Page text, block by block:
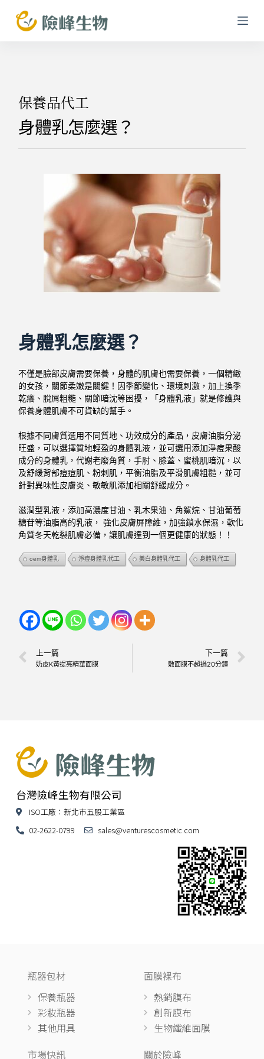
跳
至
保養品代工
身體乳怎麼選？
身體乳怎麼選？
不僅是臉部皮膚需要保養，身體的肌膚也需要保養，一個精緻
的女孩，關節柔嫩是關鍵！ 因季節變化、環境刺激，加上換季
乾癢、脫屑粗糙、關節暗沈等困擾，「身體乳液」就是修護與
保養身體肌膚不可貨缺的幫手。
根據不同膚質選用不同質地、功效成分的產品， 皮膚油脂分泌
旺盛，可以選擇質地輕盈的身體乳液，並可選用添加淨痘果酸
成分的身體乳，代謝老廢角質，手肘、膝蓋、蜜桃肌暗沉，以
及舒緩背部痘痘肌、粉刺肌，平衡油脂及平滑肌膚粗糙，並可
針對異味性皮膚炎、敏敏肌添加相關舒緩成分。
滋潤型乳液，添加高濃度甘油、乳木果油、角鯊烷、甘油葡萄
糖苷等油脂高的乳液， 強化皮膚屏障維，加強鎖水保濕，軟化
角質冬天乾裂肌膚必備，讓肌膚達到一個更健康的狀態！！
oem身體乳 淨痘身體乳代工 美白身體乳代工 身體乳代工
上一篇
奶皮K黃提亮精華面膜
下一篇
敷面膜不超過20分鐘
台灣險峰生物有限公司
ISO工廠：新北市五股工業區
02-2622-0799
sales@venturescosmetic.com
瓶器包材
保養瓶器
彩妝瓶器
其他用具
面膜裸布
熱銷膜布
創新膜布
生物纖維面膜
市場快訊
關於險峰